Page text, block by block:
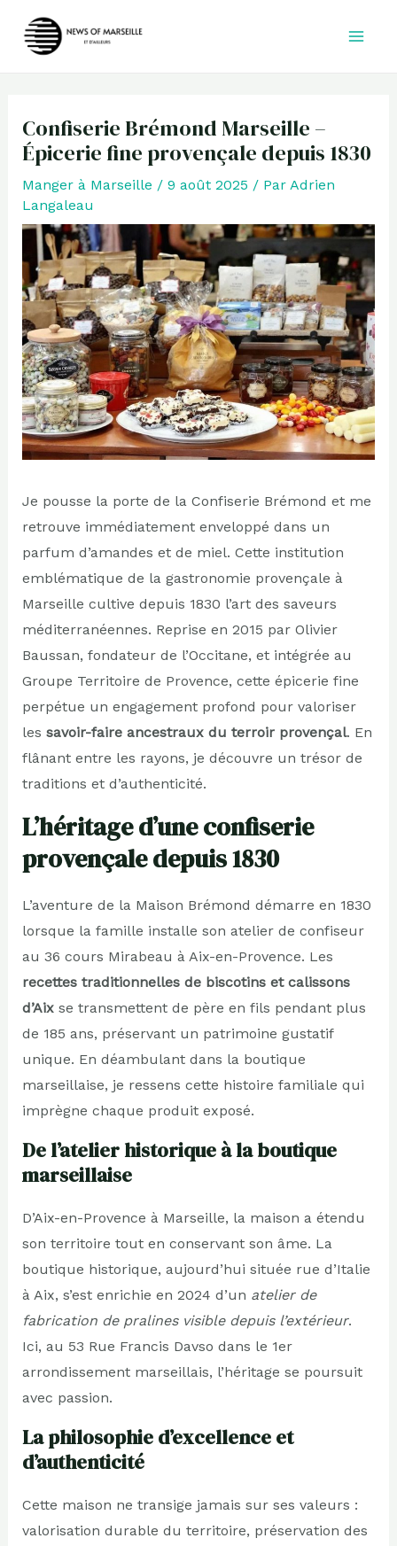
Confiserie Brémond Marseille –
Épicerie fine provençale depuis 1830
Manger à Marseille / 9 août 2025 / Par Adrien
Langaleau
Je pousse la porte de la Confiserie Brémond et me
retrouve immédiatement enveloppé dans un
parfum d’amandes et de miel. Cette institution
emblématique de la gastronomie provençale à
Marseille cultive depuis 1830 l’art des saveurs
méditerranéennes. Reprise en 2015 par Olivier
Baussan, fondateur de l’Occitane, et intégrée au
Groupe Territoire de Provence, cette épicerie fine
perpétue un engagement profond pour valoriser
les savoir-faire ancestraux du terroir provençal. En
flânant entre les rayons, je découvre un trésor de
traditions et d’authenticité.
L’héritage d’une confiserie
provençale depuis 1830
L’aventure de la Maison Brémond démarre en 1830
lorsque la famille installe son atelier de confiseur
au 36 cours Mirabeau à Aix-en-Provence. Les
recettes traditionnelles de biscotins et calissons
d’Aixse transmettent de père en fils pendant plus
de 185 ans, préservant un patrimoine gustatif
unique. En déambulant dans la boutique
marseillaise, je ressens cette histoire familiale qui
imprègne chaque produit exposé.
De l’atelier historique à la boutique
marseillaise
D’Aix-en-Provence à Marseille, la maison a étendu
son territoire tout en conservant son âme. La
boutique historique, aujourd’hui située rue d’Italie
à Aix, s’est enrichie en 2024 d’un atelier de
fabrication de pralines visible depuis l’extérieur.
Ici, au 53 Rue Francis Davso dans le 1er
arrondissement marseillais, l’héritage se poursuit
avec passion.
La philosophie d’excellence et
d’authenticité
Cette maison ne transige jamais sur ses valeurs :
valorisation durable du territoire, préservation des